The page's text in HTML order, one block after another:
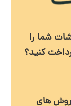
شما را
کنید؟
های